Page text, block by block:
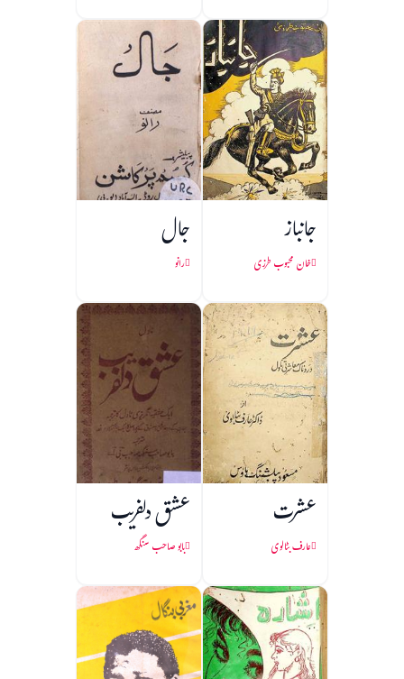
جانباز
خان محبوب طرزی
جال
رانو
عشرت
عارف بٹالوی
عشق دلفریب
بابو صاحب سنگھ